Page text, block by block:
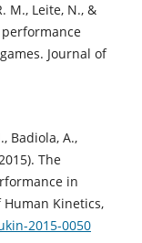
M., Leite, N., &
performance
Journal of
Badiola, A.,
The
in
Kinetics,
2015-0050